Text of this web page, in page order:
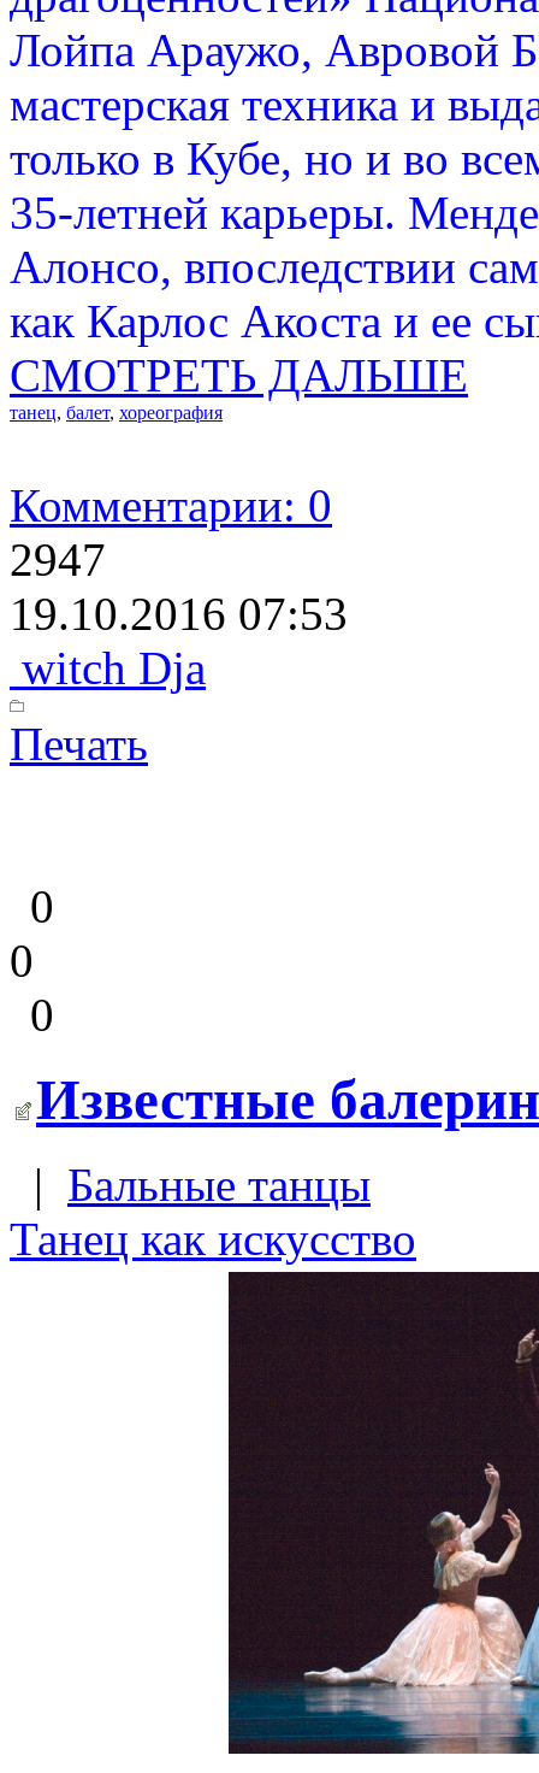
Лойпа Араужо, Авровой
мастерская техника и
только в Кубе, но и во
35-летней карьеры.
Алонсо, впоследствии
как Карлос Акоста и ее
СМОТРЕТЬ ДАЛЬШЕ
танец, балет, хореография
Комментарии: 0
2947
19.10.2016 07:53
witch Dja
Печать
0
0
0
Известные
| Бальные танцы
Танец как искусство